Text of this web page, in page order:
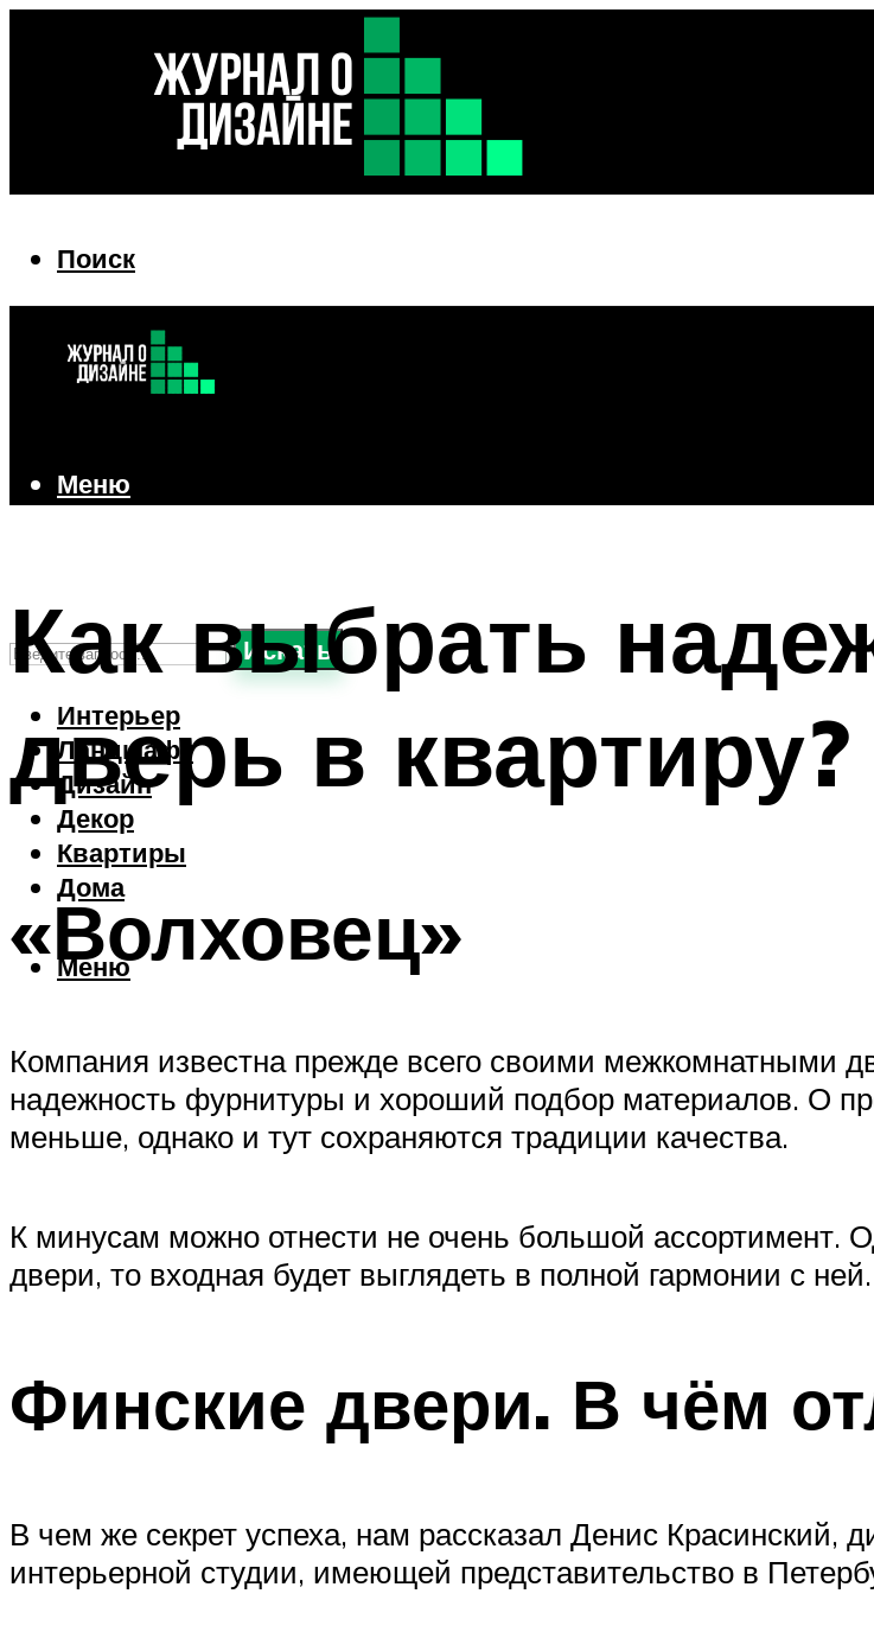
Поиск
Поиск
Искать
Интерьер
Ландшафт
Дизайн
Декор
Квартиры
Дома
Меню
Меню
Как выбрать
дверь в квартиру?
«Волховец»
Компания известна прежде всего своими межкомнатными
надежность фурнитуры и хороший подбор материалов. О
меньше, однако и тут сохраняются традиции качества.
К минусам можно отнести не очень большой ассортимент.
двери, то входная будет выглядеть в полной гармонии с ней.
Финские двери. В чём
В чем же секрет успеха, нам рассказал Денис Красинский,
интерьерной студии, имеющей представительство в